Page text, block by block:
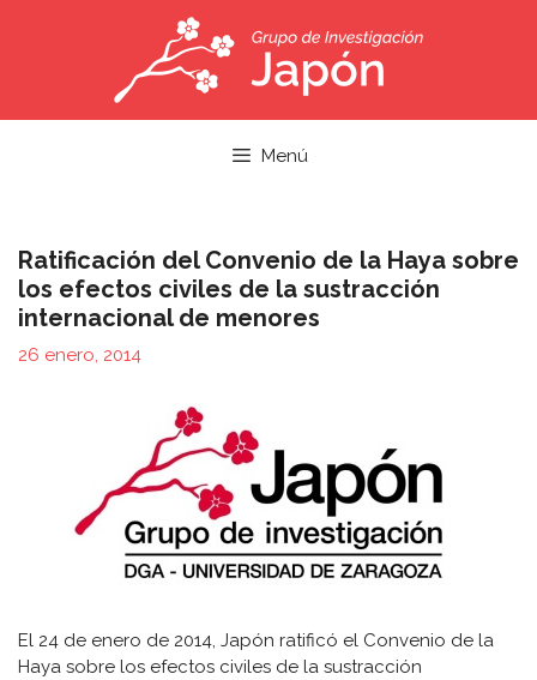
Menú
Ratificación del Convenio de la Haya sobre
los efectos civiles de la sustracción
internacional de menores
26 enero, 2014
El 24 de enero de 2014, Japón ratificó el Convenio de la
Haya sobre los efectos civiles de la sustracción